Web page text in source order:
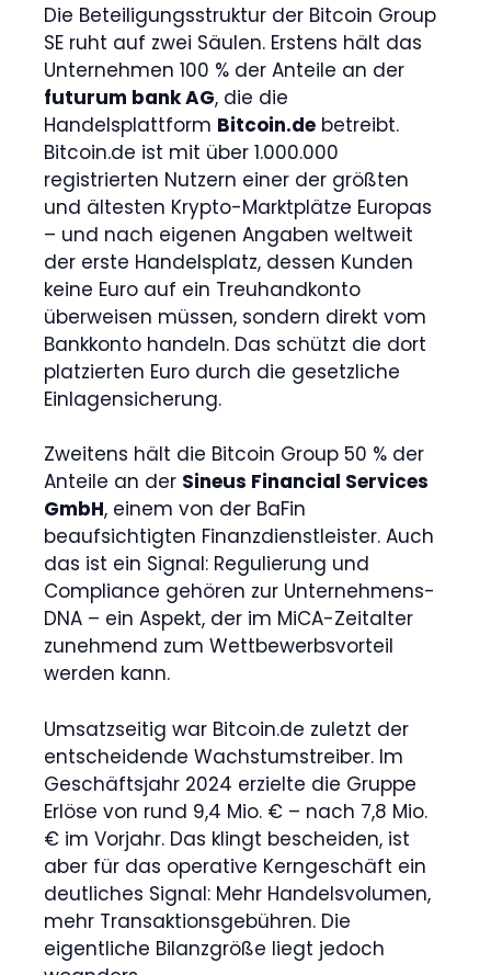
Die Beteiligungsstruktur der Bitcoin Group
SE ruht auf zwei Säulen. Erstens hält das
Unternehmen 100 % der Anteile an der
futurum bank AG, die die
Handelsplattform Bitcoin.de betreibt.
Bitcoin.de ist mit über 1.000.000
registrierten Nutzern einer der größten
und ältesten Krypto-Marktplätze Europas
– und nach eigenen Angaben weltweit
der erste Handelsplatz, dessen Kunden
keine Euro auf ein Treuhandkonto
überweisen müssen, sondern direkt vom
Bankkonto handeln. Das schützt die dort
platzierten Euro durch die gesetzliche
Einlagensicherung.
Zweitens hält die Bitcoin Group 50 % der
Anteile an der Sineus Financial Services
GmbH, einem von der BaFin
beaufsichtigten Finanzdienstleister. Auch
das ist ein Signal: Regulierung und
Compliance gehören zur Unternehmens-
DNA – ein Aspekt, der im MiCA-Zeitalter
zunehmend zum Wettbewerbsvorteil
werden kann.
Umsatzseitig war Bitcoin.de zuletzt der
entscheidende Wachstumstreiber. Im
Geschäftsjahr 2024 erzielte die Gruppe
Erlöse von rund 9,4 Mio. € – nach 7,8 Mio.
€ im Vorjahr. Das klingt bescheiden, ist
aber für das operative Kerngeschäft ein
deutliches Signal: Mehr Handelsvolumen,
mehr Transaktionsgebühren. Die
eigentliche Bilanzgröße liegt jedoch